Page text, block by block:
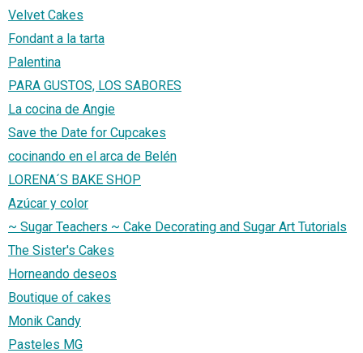
Velvet Cakes
Fondant a la tarta
Palentina
PARA GUSTOS, LOS SABORES
La cocina de Angie
Save the Date for Cupcakes
cocinando en el arca de Belén
LORENA´S BAKE SHOP
Azúcar y color
~ Sugar Teachers ~ Cake Decorating and Sugar Art Tutorials
The Sister's Cakes
Horneando deseos
Boutique of cakes
Monik Candy
Pasteles MG